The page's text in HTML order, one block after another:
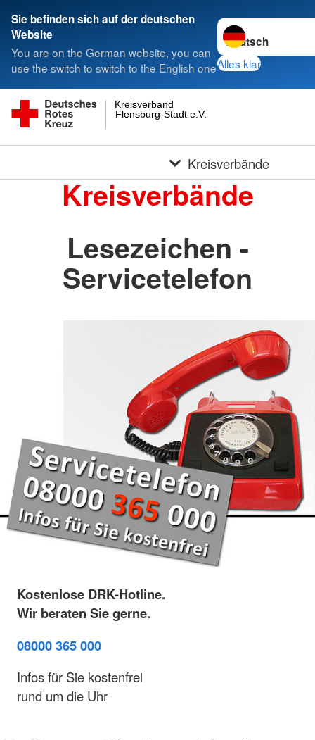
Sie befinden sich auf der deutschen
Website
You are on the German website, you can
use the switch to switch to the English one
Sprache wechseln
Alles klar
Flensburg-Stadt e.V.
Kreisverband
Kreisverbände
Kreisverbände
Lesezeichen -
Servicetelefon
Kostenlose DRK-Hotline.
Wir beraten Sie gerne.
08000 365 000
Infos für Sie kostenfrei
rund um die Uhr